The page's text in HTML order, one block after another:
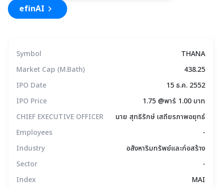
efinAI
Symbol
THANA
Market Cap (M.Bath)
438.25
IPO Date
15 ธ.ค. 2552
IPO Price
1.75 @พาร์ 1.00 บาท
CHIEF EXECUTIVE OFFICER
นาย สุทธิรักษ์ เสถียรภาพอยุทธ์
Employees
-
Industry
อสังหาริมทรัพย์และก่อสร้าง
Sector
-
Index
MAI